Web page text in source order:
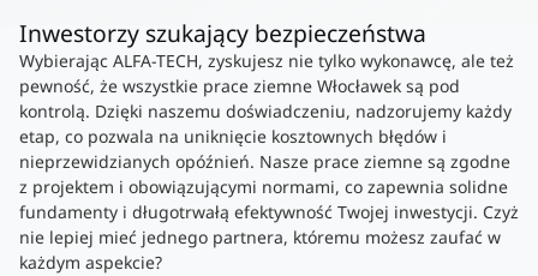
Inwestorzy szukający bezpieczeństwa
Wybierając ALFA-TECH, zyskujesz nie tylko wykonawcę, ale też
pewność, że wszystkie prace ziemne Włocławek są pod
kontrolą. Dzięki naszemu doświadczeniu, nadzorujemy każdy
etap, co pozwala na uniknięcie kosztownych błędów i
nieprzewidzianych opóźnień. Nasze prace ziemne są zgodne
z projektem i obowiązującymi normami, co zapewnia solidne
fundamenty i długotrwałą efektywność Twojej inwestycji. Czyż
nie lepiej mieć jednego partnera, któremu możesz zaufać w
każdym aspekcie?